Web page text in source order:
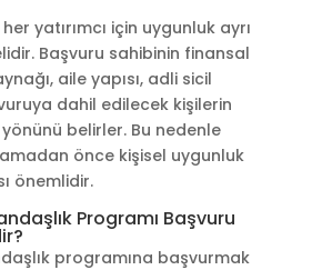
yatırımcı için uygunluk ayrı
Başvuru sahibinin finansal
aile yapısı, adli sicil
dahil edilecek kişilerin
belirler. Bu nedenle
önce kişisel uygunluk
önemlidir.
Programı Başvuru
programına başvurmak